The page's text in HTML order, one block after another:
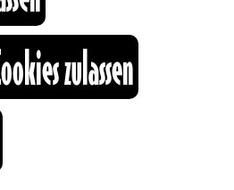
fb
322 57 67
Psychedelic-Trios
sanften Folk-
zu langsam
Beats,
maya ongaku ist
friedlich-
der
zulassen